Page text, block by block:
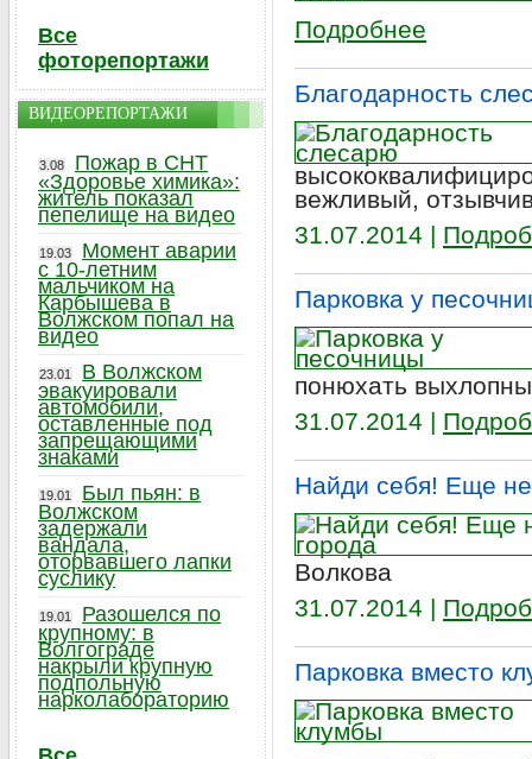
Подробнее
Благодарность
вежливый,
31.07.2014 |
Парковка у
понюхать
31.07.2014 |
Найди себя! Еще
Волкова
31.07.2014 |
Парковка вместо
Все
фоторепортажи
ВИДЕОРЕПОРТАЖИ
3.08
Пожар в СНТ
«Здоровье химика»:
житель показал
пепелище на видео
19.03
Момент аварии
с 10-летним
мальчиком на
Карбышева в
Волжском попал на
видео
23.01
В Волжском
эвакуировали
автомобили,
оставленные под
запрещающими
знаками
19.01
Был пьян: в
Волжском
задержали
вандала,
оторвавшего лапки
суслику
19.01
Разошелся по
крупному: в
Волгограде
накрыли крупную
подпольную
нарколабораторию